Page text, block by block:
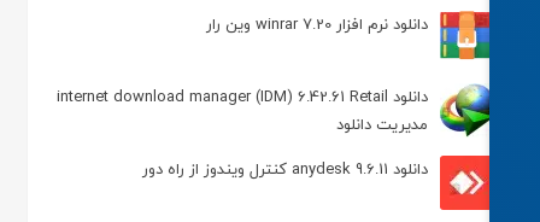
دانلود نرم افزار winrar 7.20 وین رار
دانلود internet download manager (IDM) 6.42.61 Retail
مدیریت دانلود
دانلود anydesk 9.6.11 کنترل ویندوز از راه دور